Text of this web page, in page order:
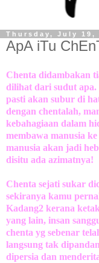
Thursday, July 19,
ApA iTu
Chenta didambakan
dilihat dari sudut apa.
pasti akan subur di
dengan chentalah,
kebahagiaan dalam
membawa manusia
manusia akan jadi
disitu ada azimatnya!
Chenta sejati sukar
sekiranya kamu
Kadang2 kerana
yang lain, insan
chenta yg sebenar
langsung tak
dipersia dan